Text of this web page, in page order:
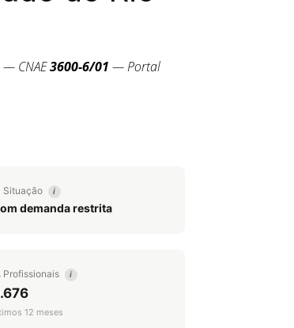
— CNAE3600-6/01 — Portal
Situação i
demanda restrita
Profissionais i
12 meses